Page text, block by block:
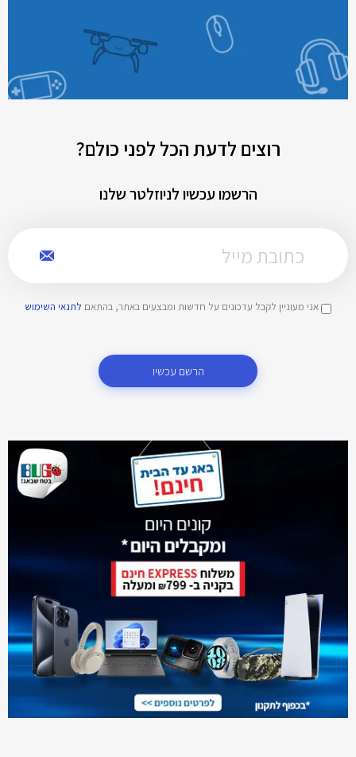
רוצים לדעת הכל לפני כולם?
הרשמו עכשיו לניוזלטר שלנו
אני מעוניין לקבל עדכונים על חדשות ומבצעים באתר, בהתאם לתנאי השימוש
הרשם עכשיו